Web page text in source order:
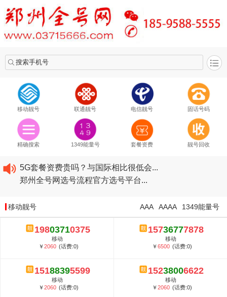
搜索手机号
移动靓号 联通靓号 电信靓号 固话号码
精确搜索 1349能量号 套餐资费 靓号回收
2020​移动最新套餐资费...
2020​联通最新套餐资费...
5G套餐资费贵吗？与国际相比很低会...
郑州全号网选号流程官方选号平台...
2020​联通最新套餐资费...
2020​电信最新套餐资费...
5G套餐资费贵吗？与国际相比很低会...
郑州全号网选号流程官方选号平台...
移动靓号 1349能量号
AAAA
AAA
19803710375
移动
￥2060 (话费:0)
15736777878
移动
￥6500 (话费:0)
15188395599
移动
￥2060 (话费:0)
15238006622
移动
￥2060 (话费:0)